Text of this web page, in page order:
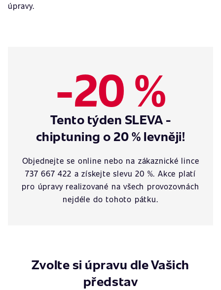
úpravy.
-20 %
Tento týden SLEVA -
chiptuning o 20 % levněji!
Objednejte se online nebo na zákaznické lince
737 667 422 a získejte slevu 20 %. Akce platí
pro úpravy realizované na všech provozovnách
nejdéle do tohoto pátku.
Zvolte si úpravu dle Vašich
představ